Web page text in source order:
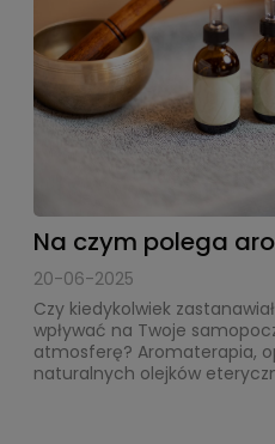
Na czym polega
20-06-2025
Czy kiedykolwiek
wpływać na Twoje
atmosferę? Aromaterapia,
naturalnych olejków